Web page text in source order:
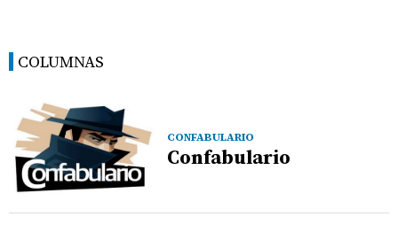
COLUMNAS
CONFABULARIO
Confabulario